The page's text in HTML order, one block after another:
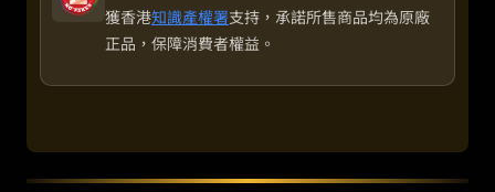
獲香港知識產權署支持，承諾所售商品均為原廠
正品，保障消費者權益。